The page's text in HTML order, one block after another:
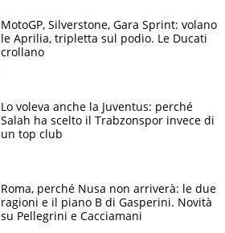
MotoGP, Silverstone, Gara Sprint: volano
le Aprilia, tripletta sul podio. Le Ducati
crollano
Lo voleva anche la Juventus: perché
Salah ha scelto il Trabzonspor invece di
un top club
Roma, perché Nusa non arriverà: le due
ragioni e il piano B di Gasperini. Novità
su Pellegrini e Cacciamani